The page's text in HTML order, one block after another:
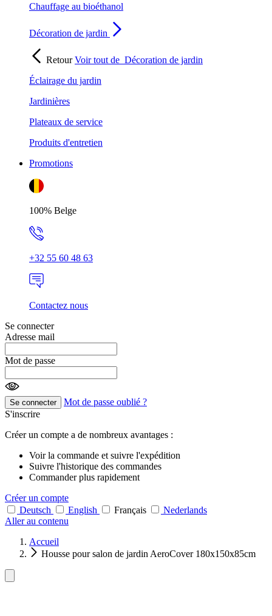
Chauffage au bioéthanol
Décoration de jardin
RetourVoir tout de Décoration de jardin
Éclairage du jardin
Jardinières
Plateaux de service
Produits d'entretien
Promotions
100% Belge
+32 55 60 48 63
Contactez nous
Se connecter
Adresse mail
Mot de passe
Se connecter
Mot de passe oublié ?
S'inscrire
Créer un compte a de nombreux avantages :
Voir la commande et suivre l'expédition
Suivre l'historique des commandes
Commander plus rapidement
Créer un compte
Deutsch
English Français
Nederlands
Aller au contenu
Accueil
Housse pour salon de jardin AeroCover 180x150x85cm